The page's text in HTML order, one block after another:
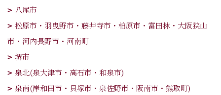
八尾市
松原市・羽曳野市・藤井寺市・柏原市・富田林・大阪狭山
市・河内長野市・河南町
堺市
泉北(泉大津市・高石市・和泉市)
泉南(岸和田市・貝塚市・泉佐野市・阪南市・熊取町)